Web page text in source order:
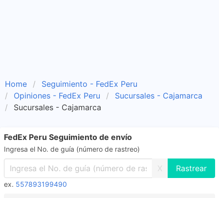
Home
Seguimiento - FedEx Peru
Opiniones - FedEx Peru
Sucursales - Cajamarca
Sucursales - Cajamarca
FedEx Peru Seguimiento de envío
Ingresa el No. de guía (número de rastreo)
X
ex. 557893199490